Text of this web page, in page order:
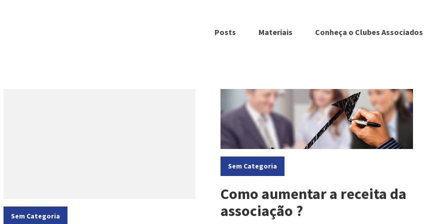
Posts Materiais Conheça o Clubes Associados
Categorias:
Sem Categoria
Categorias:
Sem Categoria
Como aumentar a receita da
associação ?